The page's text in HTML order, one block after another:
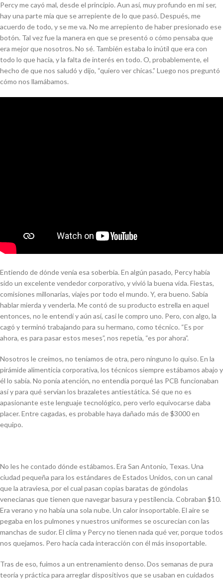
Percy me cayó mal, desde el principio. Aun así, muy profundo en mi ser,
hay una parte mía que se arrepiente de lo que pasó. Después, me
acuerdo de todo, y se me va. No me arrepiento de haber presionado ese
botón. Tal vez fue la manera en que se presentó o cómo pensaba que
era mejor que nosotros. No sé. También estaba lo inútil que era con
todo lo que hacía, y la falta de interés en todo. O, probablemente, el
hecho de que nos saludó y dijo, “quiero ver chicas.” Luego nos preguntó
cómo nos llamábamos.
Entiendo de dónde venía esa soberbia. En algún pasado, Percy había
sido un excelente vendedor corporativo, y vivió la buena vida. Fiestas,
comisiones millonarias, viajes por todo el mundo. Y, era bueno. Sabía
hablar mierda y venderla. Me contó de su producto estrella en aquel
entonces, no le entendí y aún así, casi le compro uno. Pero, con algo, la
cagó y terminó trabajando para su hermano, como técnico. “Es por
ahora, es para pasar estos meses”, nos repetía, “es por ahora”.
Nosotros le creímos, no teníamos de otra, pero ninguno lo quiso. En la
pirámide alimenticia corporativa, los técnicos siempre estábamos abajo y
él lo sabía. No ponía atención, no entendía porqué las PCB funcionaban
así y para qué servían los brazaletes antiestática. Sé que no es
apasionante este lenguaje tecnológico, pero verlo equivocarse daba
placer. Entre cagadas, es probable haya dañado más de $3000 en
equipo.
No les he contado dónde estábamos. Era San Antonio, Texas. Una
ciudad pequeña para los estándares de Estados Unidos, con un canal
que la atraviesa, por el cual pasan copias baratas de góndolas
venecianas que tienen que navegar basura y pestilencia. Cobraban $10.
Era verano y no había una sola nube. Un calor insoportable. El aire se
pegaba en los pulmones y nuestros uniformes se oscurecían con las
manchas de sudor. El clima y Percy no tienen nada qué ver, porque todos
nos quejamos. Pero hacía cada interacción con él más insoportable.
Tras de eso, fuimos a un entrenamiento denso. Dos semanas de pura
teoría y práctica para arreglar dispositivos que se usaban en cuidados